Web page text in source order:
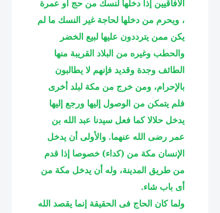
الآفاقيين إذا دخلها لنسك من حج أو عمرة
، ويحرم من دخلها لحاجة غير النسك ما لم
يكن ممن يترددون عليها لبيع الخضر
والحطب وغيره من البلاد القريبة منها
الطائف وجدة وقديد فإنهم لا يطالبون
بالإحرام، ومن خرج من مكة لبلد أخرى
فلم يتمكن من الوصول إليها ورجع إليها
يدخل حلالا كما فعل سيدنا عبد الله بن
عمر رضى الله عنهما. والأولى أن يدخل
الإنسان مكة من (كداء) خصوصا إذا قدم
من طريق المدينة، وله أن يدخل مكة من
أى باب شاء.
ولما كان الحاج فى الحقيقة إنما يقصد الله